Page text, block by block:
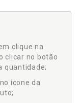
clique na
clicar no botão
quantidade;
ícone da